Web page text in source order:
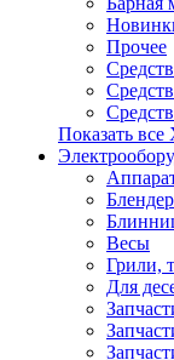
Прочее
Показать все
Весы
Грили,
Для